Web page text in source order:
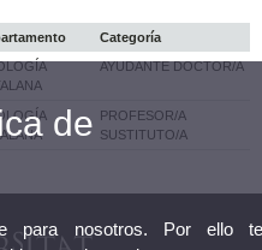
Categoría
AYUDANTE DOCTOR/A
PROFESOR/A
SUSTITUTO/A
de
para nosotros. Por ello